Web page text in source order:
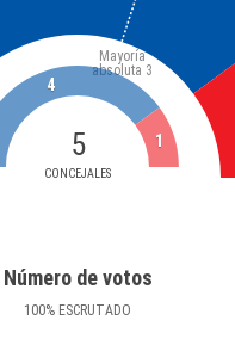
5
CONCEJALES
Mayoría
absoluta 3
4
1
Número de votos
100% ESCRUTADO